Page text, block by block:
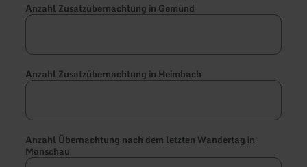
Anzahl Zusatzübernachtung in Gemünd
Anzahl Zusatzübernachtung in Heimbach
Anzahl Übernachtung nach dem letzten Wandertag in
Monschau